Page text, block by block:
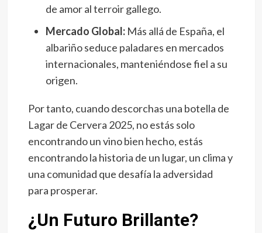
de amor al terroir gallego.
Mercado Global:Más allá de España, el
albariño seduce paladares en mercados
internacionales, manteniéndose fiel a su
origen.
Por tanto, cuando descorchas una botella de
Lagar de Cervera 2025, no estás solo
encontrando un vino bien hecho, estás
encontrando la historia de un lugar, un clima y
una comunidad que desafía la adversidad
para prosperar.
¿Un Futuro Brillante?